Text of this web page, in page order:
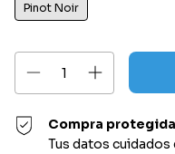
Pinot Noir
Compra protegida
Tus datos